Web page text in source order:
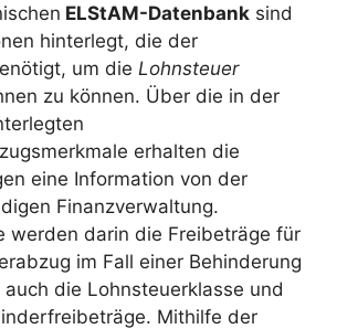
ELStAM-Datenbank sind
hinterlegt, die der
um die Lohnsteuer
zu können. Über die in der
erhalten die
eine Information von der
Finanzverwaltung.
werden darin die Freibeträge für
im Fall einer Behinderung
die Lohnsteuerklasse und
Mithilfe der